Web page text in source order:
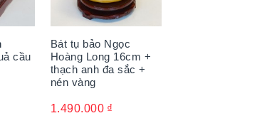
cầu
Bát tụ bảo Ngọc
Hoàng Long 16cm +
thạch anh đa sắc +
nén vàng
1.490.000 ₫